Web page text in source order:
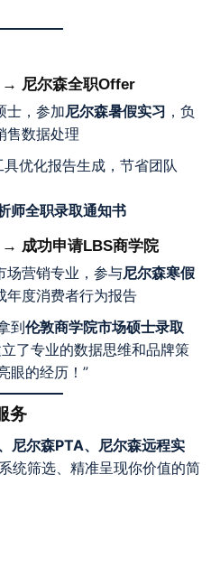
→ 尼尔森全职Offer
士，参加尼尔森暑假实习 ，负
售数据处理
优化报告生成，节省团队
师全职录取通知书
→ 成功申请LBS商学院
场营销专业，参与尼尔森寒假
年度消费者行为报告
到伦敦商学院市场硕士录取
了专业的数据思维和品牌策
眼的经历！”
务
尼尔森PTA、尼尔森远程实
统筛选、精准呈现你价值的简